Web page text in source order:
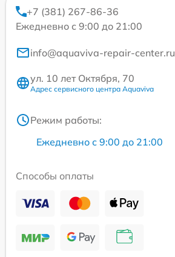
+7 (381) 267-86-36
Ежедневно с 9:00 до 21:00
info@aquaviva-repair-center.ru
ул. 10 лет Октября, 70
Адрес сервисного центра Aquaviva
Режим работы:
Ежедневно с 9:00 до 21:00
Способы оплаты